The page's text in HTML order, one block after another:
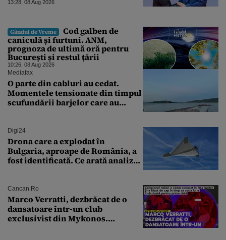
ating niveluri record
13:28, 08 Aug 2026
Gândul de Vreme
Cod galben de
caniculă și furtuni. ANM,
prognoza de ultimă oră pentru
București și restul țării
10:26, 08 Aug 2026
Mediafax
O parte din cabluri au cedat.
Momentele tensionate din timpul
scufundării barjelor care au
Digi24
Drona care a explodat în
Bulgaria, aproape de România, a
fost identificată. Ce arată analiza
Cancan.ro
Marco Verratti, dezbrăcat de o
dansatoare într-un club
exclusivist din Mykonos.